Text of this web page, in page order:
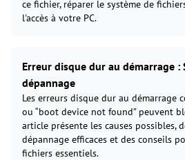
ce fichier, réparer le système de
l'accès à votre PC.
Erreur disque dur au démarrage :
dépannage
Les erreurs disque dur au démarrage
ou “boot device not found” peuvent
article présente les causes possibles,
dépannage efficaces et des conseils
fichiers essentiels.